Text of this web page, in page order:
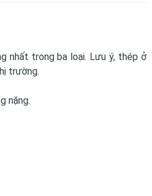
nhất trong ba loại. Lưu ý, thép ở
trường.
nặng.